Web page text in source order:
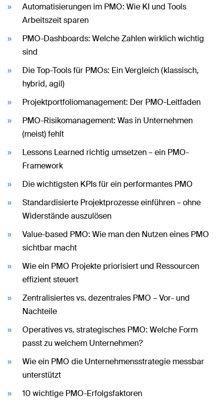
Automatisierungen im PMO: Wie KI und Tools
Arbeitszeit sparen
PMO-Dashboards: Welche Zahlen wirklich wichtig
sind
Die Top-Tools für PMOs: Ein Vergleich (klassisch,
hybrid, agil)
Projektportfoliomanagement: Der PMO-Leitfaden
PMO-Risikomanagement: Was in Unternehmen
(meist) fehlt
Lessons Learned richtig umsetzen – ein PMO-
Framework
Die wichtigsten KPIs für ein performantes PMO
Standardisierte Projektprozesse einführen – ohne
Widerstände auszulösen
Value-based PMO: Wie man den Nutzen eines PMO
sichtbar macht
Wie ein PMO Projekte priorisiert und Ressourcen
effizient steuert
Zentralisiertes vs. dezentrales PMO – Vor- und
Nachteile
Operatives vs. strategisches PMO: Welche Form
passt zu welchem Unternehmen?
Wie ein PMO die Unternehmensstrategie messbar
unterstützt
10 wichtige PMO-Erfolgsfaktoren